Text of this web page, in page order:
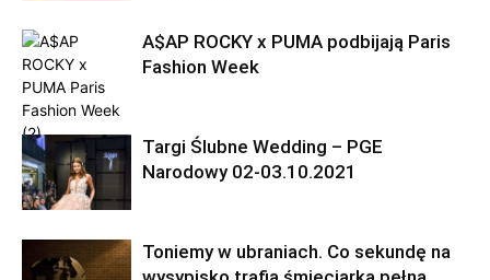
A$AP ROCKY x PUMA podbijają Paris
Fashion Week
Targi Ślubne Wedding – PGE
Narodowy 02-03.10.2021
Toniemy w ubraniach. Co sekundę na